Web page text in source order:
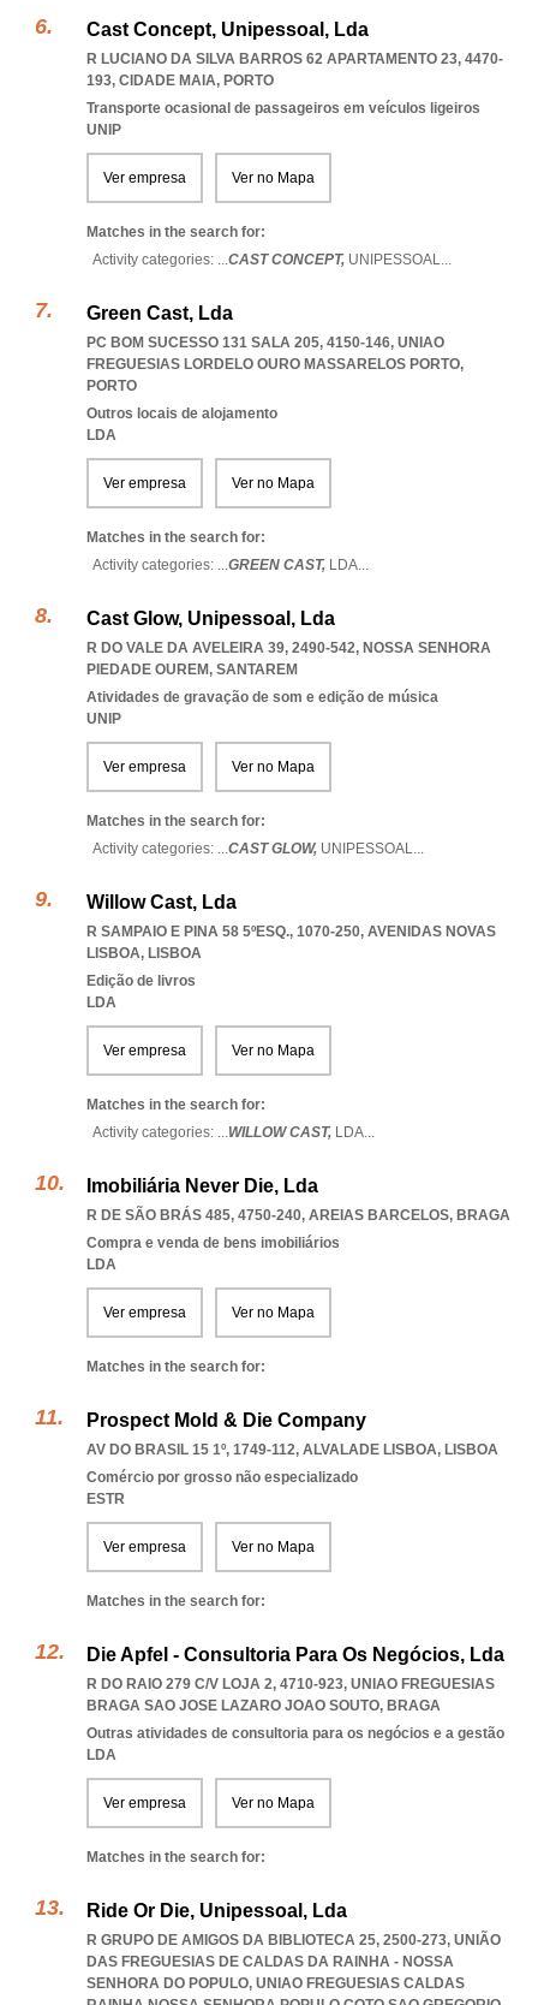
Cast Concept, Unipessoal, Lda
R LUCIANO DA SILVA BARROS 62 APARTAMENTO 23, 4470-
193, CIDADE MAIA, PORTO
Transporte ocasional de passageiros em veículos ligeiros
UNIP
Ver empresa Ver no Mapa
Matches in the search for:
Activity categories: ...CAST CONCEPT, UNIPESSOAL...
Green Cast, Lda
PC BOM SUCESSO 131 SALA 205, 4150-146, UNIAO
FREGUESIAS LORDELO OURO MASSARELOS PORTO,
PORTO
Outros locais de alojamento
LDA
Ver empresa Ver no Mapa
Matches in the search for:
Activity categories: ...GREEN CAST, LDA...
Cast Glow, Unipessoal, Lda
R DO VALE DA AVELEIRA 39, 2490-542, NOSSA SENHORA
PIEDADE OUREM, SANTAREM
Atividades de gravação de som e edição de música
UNIP
Ver empresa Ver no Mapa
Matches in the search for:
Activity categories: ...CAST GLOW, UNIPESSOAL...
Willow Cast, Lda
R SAMPAIO E PINA 58 5ºESQ., 1070-250, AVENIDAS NOVAS
LISBOA, LISBOA
Edição de livros
LDA
Ver empresa Ver no Mapa
Matches in the search for:
Activity categories: ...WILLOW CAST, LDA...
Imobiliária Never Die, Lda
R DE SÃO BRÁS 485, 4750-240, AREIAS BARCELOS, BRAGA
Compra e venda de bens imobiliários
LDA
Ver empresa Ver no Mapa
Matches in the search for:
Prospect Mold & Die Company
AV DO BRASIL 15 1º, 1749-112, ALVALADE LISBOA, LISBOA
Comércio por grosso não especializado
ESTR
Ver empresa Ver no Mapa
Matches in the search for:
Die Apfel - Consultoria Para Os Negócios, Lda
R DO RAIO 279 C/V LOJA 2, 4710-923, UNIAO FREGUESIAS
BRAGA SAO JOSE LAZARO JOAO SOUTO, BRAGA
Outras atividades de consultoria para os negócios e a gestão
LDA
Ver empresa Ver no Mapa
Matches in the search for:
Ride Or Die, Unipessoal, Lda
R GRUPO DE AMIGOS DA BIBLIOTECA 25, 2500-273, UNIÃO
DAS FREGUESIAS DE CALDAS DA RAINHA - NOSSA
SENHORA DO POPULO, UNIAO FREGUESIAS CALDAS